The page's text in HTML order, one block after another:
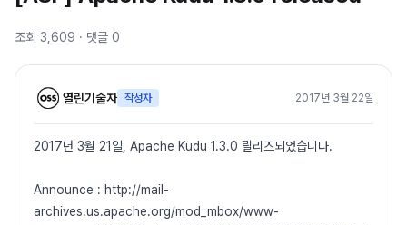
조회 3,609 · 댓글 0
열린기술자 작성자 2017년 3월 22일
2017년 3월 21일, Apache Kudu 1.3.0 릴리즈되었습니다.
Announce : http://mail-
archives.us.apache.org/mod_mbox/www-